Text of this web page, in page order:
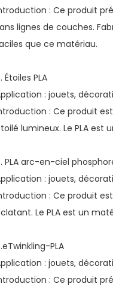
: Ce produit
lignes de couches.
que ce matériau.
Étoiles PLA
: jouets,
: Ce produit
lumineux. Le PLA
PLA arc-en-ciel
: jouets,
: Ce produit
Le PLA est un
PLA
: jouets,
: Ce produit